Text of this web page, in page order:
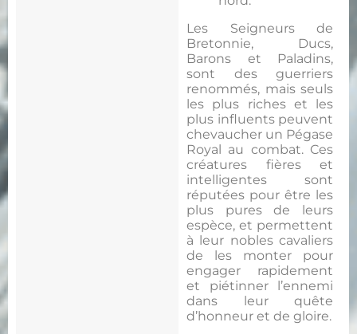
Les Seigneurs de
Bretonnie, Ducs,
Barons et Paladins,
sont des guerriers
renommés, mais seuls
les plus riches et les
plus influents peuvent
chevaucher un Pégase
Royal au combat. Ces
créatures fières et
intelligentes sont
réputées pour être les
plus pures de leurs
espèce, et permettent
à leur nobles cavaliers
de les monter pour
engager rapidement
et piétinner l’ennemi
dans leur quête
d’honneur et de gloire.